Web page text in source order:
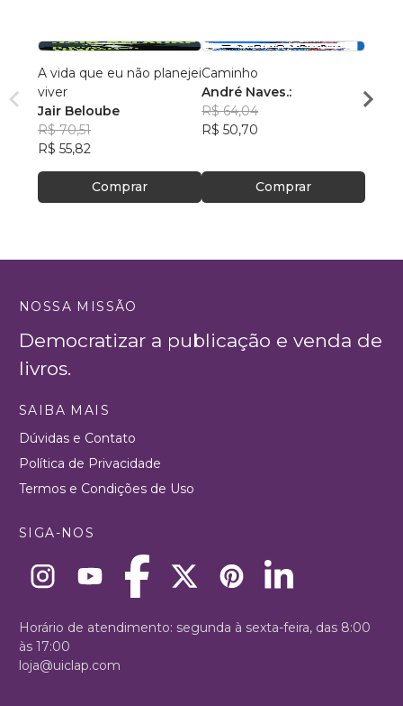
A vida que eu não planejei
viver
Jair Beloube
R$ 70,51
R$ 55,82
Comprar
Caminho
André Naves.:
R$ 64,04
R$ 50,70
Comprar
NOSSA MISSÃO
Democratizar a publicação e venda de
livros.
SAIBA MAIS
Dúvidas e Contato
Política de Privacidade
Termos e Condições de Uso
SIGA-NOS
Horário de atendimento: segunda à sexta-feira, das 8:00
às 17:00
loja@uiclap.com